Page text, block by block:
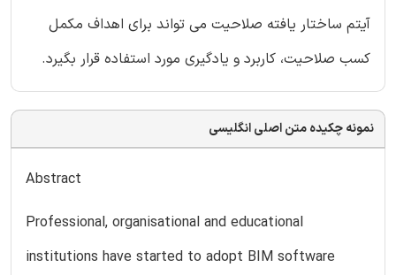
آیتم ساختار یافته صلاحیت می تواند برای اهداف مکمل
کسب صلاحیت، کاربرد و یادگیری مورد استفاده قرار بگیرد.
نمونه چکیده متن اصلی انگلیسی
Abstract
Professional, organisational and educational
institutions have started to adopt BIM software